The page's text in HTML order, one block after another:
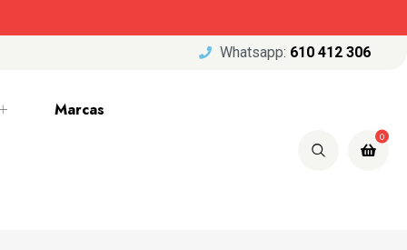
Whatsapp: 610 412 306
Marcas
0